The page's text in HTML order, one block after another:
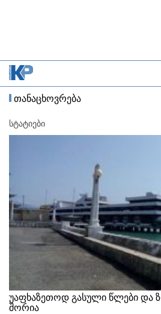
თანაცხოვრება
სტატიები
უაფხაზეთოდ გასული წლები და
შორია